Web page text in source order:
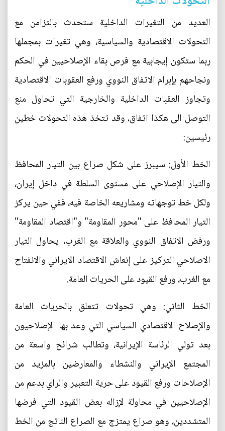
العديد من التغيرات الداخلية ستحدث بالتزامن مع
التحولات الاقتصادية والسياسية، وهي تغيرات بمجملها
ربما ستكون إيجابية مع فرص بقاء الإصلاحيين في الحكم
ونجاحهم بإبرام الاتفاق النووي ورفع العقوبات الاقتصادية
وتجاوز العقبات الداخلية والخارجية التي تحاول منع
التوصل الى هكذا اتفاق، وقد تتخذ هذه التحولات خطين
رئيسين:
الخط الأول: سيبرز على شكل صراع بين التيار المحافظ
والتيار الإصلاحي على مستوى السلطة في داخل إيران،
ولكل خط توجهاته ومشاريعه الخاصة فيه، ففي حين يركز
التيار المحافظ على "محور المقاومة" و"اقتصاد المقاومة"
ورفض الاتفاق النووي والعلاقة مع الغرب، يحاول التيار
الاصلاحي التركيز على إنعاش الاقتصاد الايراني والانفتاح
مع الغرب، ورفع القيود على الحريات العامة.
الخط الثاني: وهي تحولات تتعلق بالحريات العامة
والإصلاح الاقتصادي السياسي التي وعد بها الإصلاحيون
بعد تولي الرئاسة الإيرانية، وتطالب شرائح واسعة من
المجتمع الإيراني والنشطاء والمعارضين بالمزيد من
الإصلاحات ورفع القيود على حرية التعبير والراي بدعم من
الإصلاحيين في محاولة لإزاله بعض القيود التي فرضها
المتشددين، وهو صراع يمتزج مع الصراع الناتج من الخط